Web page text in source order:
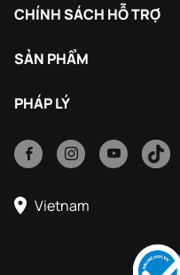
CHÍNH SÁCH HỖ TRỢ
SẢN PHẨM
PHÁP LÝ
Vietnam